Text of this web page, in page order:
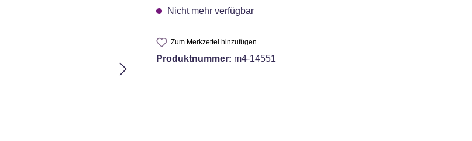
Nicht mehr verfügbar
Zum Merkzettel hinzufügen
Produktnummer: m4-14551